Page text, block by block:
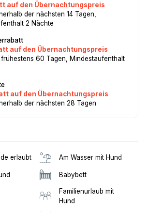
auf den Übernachtungspreis
der nächsten 14 Tagen,
2 Nächte
auf den Übernachtungspreis
60 Tagen, Mindestaufenthalt
auf den Übernachtungspreis
der nächsten 28 Tagen
erlaubt Am Wasser mit Hund
Babybett
Familienurlaub mit
Hund